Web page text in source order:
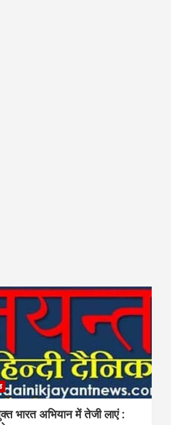
भारत अभियान में तेजी लाएं :